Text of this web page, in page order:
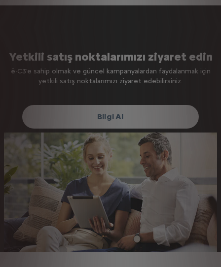
Yetkili satış noktalarımızı ziyaret edin
ë-C3'e sahip olmak ve güncel kampanyalardan faydalanmak için
yetkili satış noktalarımızı ziyaret edebilirsiniz.​
Bilgi Al